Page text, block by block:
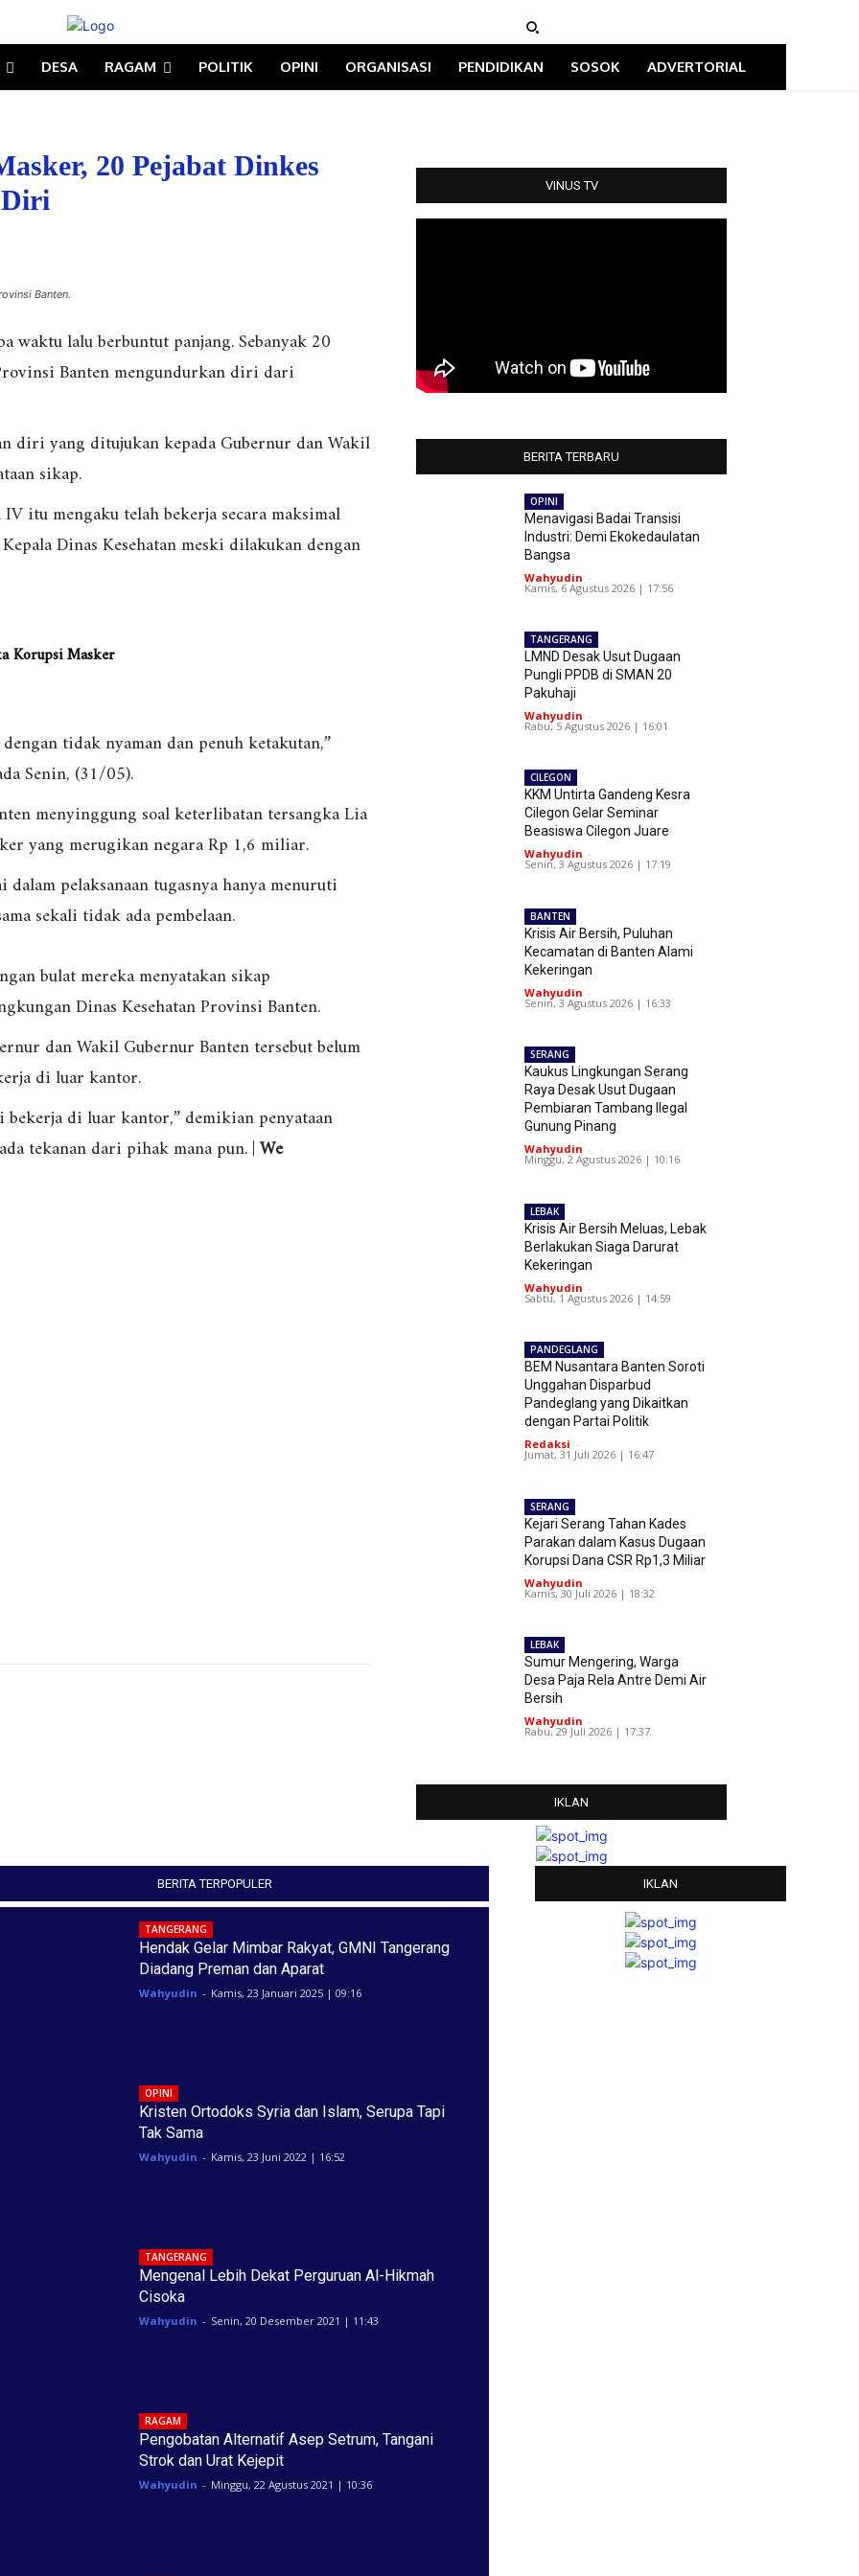
DESA RAGAM POLITIK OPINI ORGANISASI PENDIDIKAN SOSOK ADVERTORIAL
20 Pejabat Dinkes
Banten.
waktu lalu berbuntut panjang. Sebanyak 20
Banten mengundurkan diri dari
diri yang ditujukan kepada Gubernur dan Wakil
sikap.
itu mengaku telah bekerja secara maksimal
Dinas Kesehatan meski dilakukan dengan
Korupsi Masker
tidak nyaman dan penuh ketakutan,”
Senin, (31/05).
menyinggung soal keterlibatan tersangka Lia
yang merugikan negara Rp 1,6 miliar.
pelaksanaan tugasnya hanya menuruti
sekali tidak ada pembelaan.
bulat mereka menyatakan sikap
Dinas Kesehatan Provinsi Banten.
dan Wakil Gubernur Banten tersebut belum
di luar kantor.
di luar kantor,” demikian penyataan
tekanan dari pihak mana pun. |We
VINUS TV
BERITA TERBARU
OPINI
Menavigasi Badai Transisi
Industri: Demi Ekokedaulatan
Bangsa
Wahyudin -
Kamis, 6 Agustus 2026 | 17:56
TANGERANG
LMND Desak Usut Dugaan
Pungli PPDB di SMAN 20
Pakuhaji
Wahyudin -
Rabu, 5 Agustus 2026 | 16:01
CILEGON
KKM Untirta Gandeng Kesra
Cilegon Gelar Seminar
Beasiswa Cilegon Juare
Wahyudin -
Senin, 3 Agustus 2026 | 17:19
BANTEN
Krisis Air Bersih, Puluhan
Kecamatan di Banten Alami
Kekeringan
Wahyudin -
Senin, 3 Agustus 2026 | 16:33
SERANG
Kaukus Lingkungan Serang
Raya Desak Usut Dugaan
Pembiaran Tambang Ilegal
Gunung Pinang
Wahyudin -
Minggu, 2 Agustus 2026 | 10:16
LEBAK
Krisis Air Bersih Meluas, Lebak
Berlakukan Siaga Darurat
Kekeringan
Wahyudin -
Sabtu, 1 Agustus 2026 | 14:59
PANDEGLANG
BEM Nusantara Banten Soroti
Unggahan Disparbud
Pandeglang yang Dikaitkan
dengan Partai Politik
Redaksi -
Jumat, 31 Juli 2026 | 16:47
SERANG
Kejari Serang Tahan Kades
Parakan dalam Kasus Dugaan
Korupsi Dana CSR Rp1,3 Miliar
Wahyudin -
Kamis, 30 Juli 2026 | 18:32
LEBAK
Sumur Mengering, Warga
Desa Paja Rela Antre Demi Air
Bersih
Wahyudin -
Rabu, 29 Juli 2026 | 17:37
IKLAN
BERITA TERPOPULER
TANGERANG
Hendak Gelar Mimbar Rakyat, GMNI Tangerang
Diadang Preman dan Aparat
Wahyudin - Kamis, 23 Januari 2025 | 09:16
OPINI
Kristen Ortodoks Syria dan Islam, Serupa Tapi
Tak Sama
Wahyudin - Kamis, 23 Juni 2022 | 16:52
TANGERANG
Mengenal Lebih Dekat Perguruan Al-Hikmah
Cisoka
Wahyudin - Senin, 20 Desember 2021 | 11:43
RAGAM
Pengobatan Alternatif Asep Setrum, Tangani
Strok dan Urat Kejepit
Wahyudin - Minggu, 22 Agustus 2021 | 10:36
IKLAN